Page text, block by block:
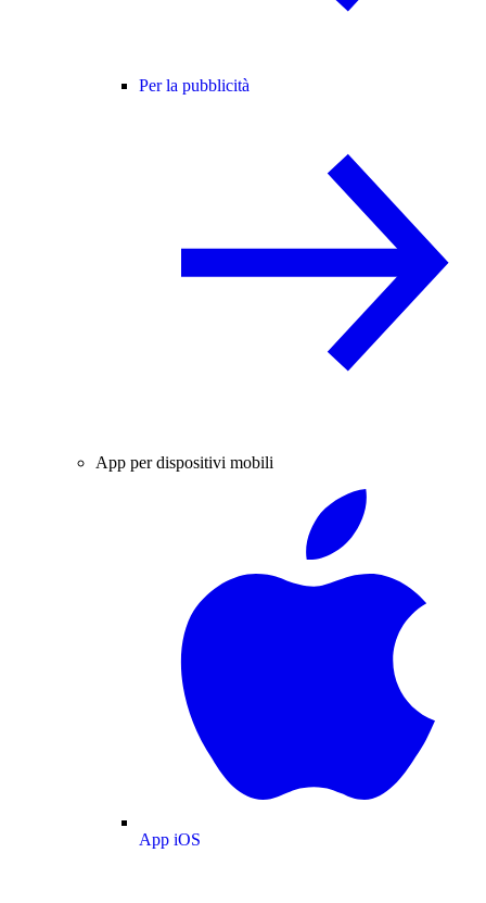
Per la pubblicità
App per dispositivi mobili
App iOS